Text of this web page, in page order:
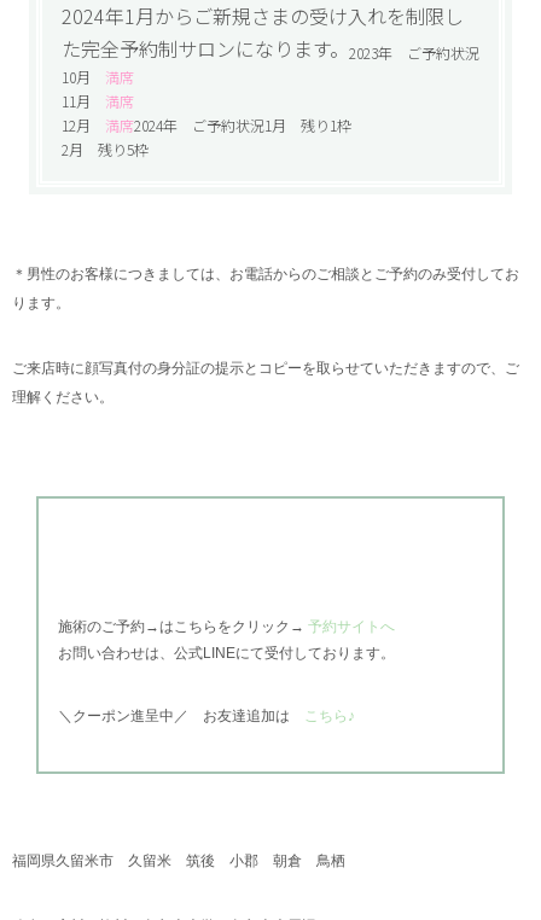
2024年1月からご新規さまの受け入れを制限し
た完全予約制サロンになります。 2023年 ご予約状況
10月 満席
11月 満席
12月 満席2024年 ご予約状況1月 残り1枠
2月 残り5枠
＊男性のお客様につきましては、お電話からのご相談とご予約のみ受付してお
ります。
ご来店時に顔写真付の身分証の提示とコピーを取らせていただきますので、ご
理解ください。
施術のご予約→はこちらをクリック→ 予約サイトへ
お問い合わせは、公式LINEにて受付しております。
＼ クーポン進呈中／ お友達追加は こちら♪
福岡県久留米市 久留米 筑後 小郡 朝倉 鳥栖